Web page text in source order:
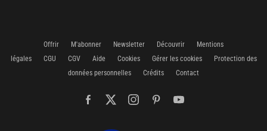
Offrir M'abonner Newsletter Découvrir
Mentions
légales
CGU CGV Aide Cookies Gérer les cookies
Protection des
données personnelles
Crédits Contact